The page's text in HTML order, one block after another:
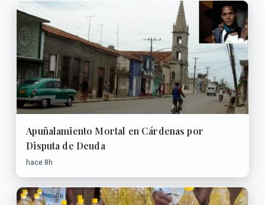
Apuñalamiento Mortal en Cárdenas por
Disputa de Deuda
hace 8h